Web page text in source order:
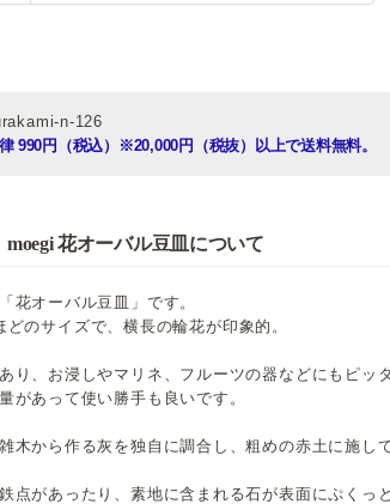
n-126
990円（税込） ※20,000円（税抜）以上で送料無料。
花オーバル豆皿について
花オーバル豆皿」です。
のサイズで、横長の輪花が印象的。
り、お浸しやマリネ、フルーツの器などにもピッタ
があって使い勝手も良いです。
木から作る灰を独自に調合し、粗めの赤土に施し
点があったり、素地に含まれる石が表面にぷくっ